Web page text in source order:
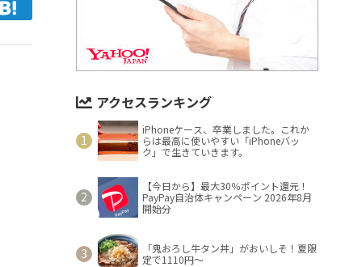
アクセスランキング
iPhoneケース、卒業しました。これか
らは最高に使いやすい「iPhoneバッ
ク」で生きていきます。
【今日から】最大30％ポイント還元！
PayPay自治体キャンペーン 2026年8月
開始分
「鬼おろし牛タン丼」がおいしそ！夏限
定で1110円～